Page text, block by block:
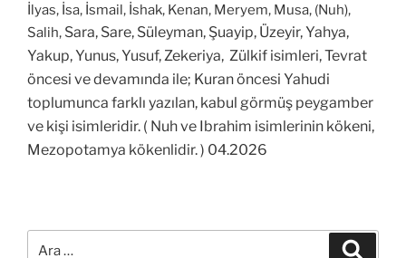
İlyas, İsa, İsmail, İshak, Kenan, Meryem, Musa, (Nuh),
Salih, Sara, Sare, Süleyman, Şuayip, Üzeyir, Yahya,
Yakup, Yunus, Yusuf, Zekeriya, Zülkif isimleri, Tevrat
öncesi ve devamında ile; Kuran öncesi Yahudi
toplumunca farklı yazılan, kabul görmüş peygamber
ve kişi isimleridir. ( Nuh ve Ibrahim isimlerinin kökeni,
Mezopotamya kökenlidir. ) 04.2026